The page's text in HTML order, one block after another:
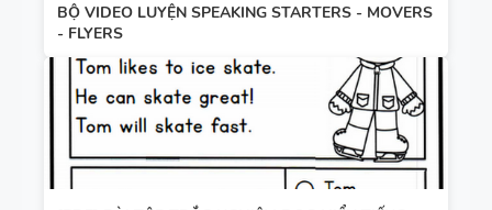
BỘ VIDEO LUYỆN SPEAKING STARTERS - MOVERS
- FLYERS